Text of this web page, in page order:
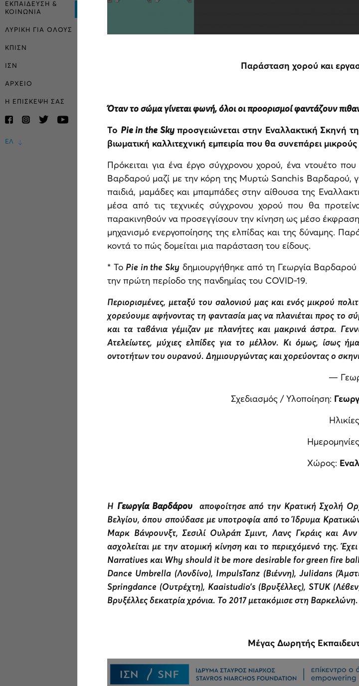
ΕΚΠΑΙΔΕΥΣΗ &
ΚΟΙΝΩΝΙΑ
ΛΥΡΙΚΗ ΓΙΑ ΟΛΟΥΣ
ΚΠΙΣΝ
ΙΣΝ
ΑΡΧΕΙΟ
Η ΕΠΙΣΚΕΨΗ ΣΑΣ
ΕΛ
Παράσταση χορού και
Όταν το σώμα γίνεται φωνή, όλοι οι προορισμοί φαντάζουν
Το Pie in the Skyπροσγειώνεται στην Εναλλακτική Σκηνή
βιωματική καλλιτεχνική εμπειρία που θα συνεπάρει
Πρόκειται για ένα έργο σύγχρονου χορού, ένα ντουέτο
Βαρδαρού μαζί με την κόρη της Μυρτώ Sanchis Βαρδαρού,
παιδιά, μαμάδες και μπαμπάδες στην αίθουσα της
μέσα από τις τεχνικές σύγχρονου χορού που θα
παρακινηθούν να προσεγγίσουν την κίνηση ως μέσο
μηχανισμό ενεργοποίησης της ελπίδας και της δύναμης.
κοντά το πώς δομείται μια παράσταση του είδους.
* Το Pie in the Sky δημιουργήθηκε από τη Γεωργία
την πρώτη περίοδο της πανδημίας του COVID-19.
Περιορισμένες, μεταξύ του σαλονιού μας και ενός μικρού
χορεύουμε αφήνοντας τη φαντασία μας να πλανιέται προς το
και τα ταβάνια γέμιζαν με πλανήτες και μακρινά άστρα.
Ατελείωτες, μύχιες ελπίδες για το μέλλον. Κι όμως, ίσως
οντοτήτων του ουρανού. Δημιουργώντας και χορεύοντας ο
—
Σχεδιασμός / Υλοποίηση:
Χώρος:
Η Γεωργία Βαρδάρου
αποφοίτησε από την Κρατική Σχολή
Βελγίου, όπου σπούδασε με υποτροφία από το Ίδρυμα
Μαρκ Βάνρουνξτ, Σεσιλί Ουλράπ Σμιντ, Λανς Γκράις και
ασχολείται με την ατομική κίνηση και το περιεχόμενό της.
Narratives και Why should it be more desirable for green fire
Dance Umbrella (Λονδίνο), ImpulsTanz (Βιέννη), Julidans
Springdance (Ουτρέχτη), Kaaistudio’s (Βρυξέλλες), STUK
Βρυξέλλες δεκατρία χρόνια. Το 2017 μετακόμισε στη
Μέγας Δωρητής